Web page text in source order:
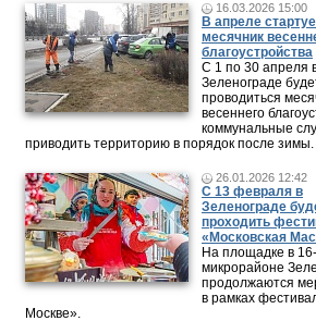
16.03.2026 15:00
В апреле
месячник
благоустройства
С 1 по 30 апреля
Зеленограде
проводиться
весеннего
коммунальные
приводить территорию в порядок после зимы.
26.01.2026 12:42
С 13 февраля в
Зеленограде
проходить
«Московская
На площадке в
микрорайоне
продолжаются
в рамках
Москве».